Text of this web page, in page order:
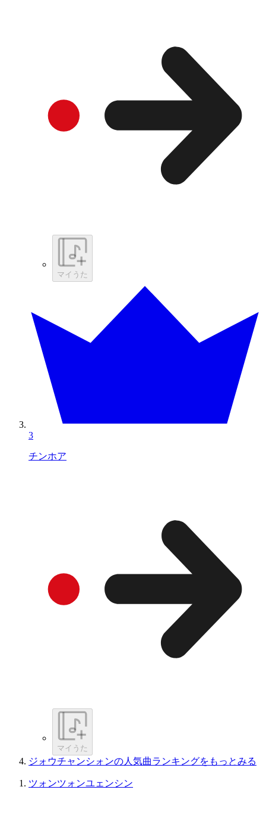
マイうた
3
チンホア
マイうた
ジォウチャンシォンの人気曲ランキングをもっとみる
ツォンツォンユェンシン